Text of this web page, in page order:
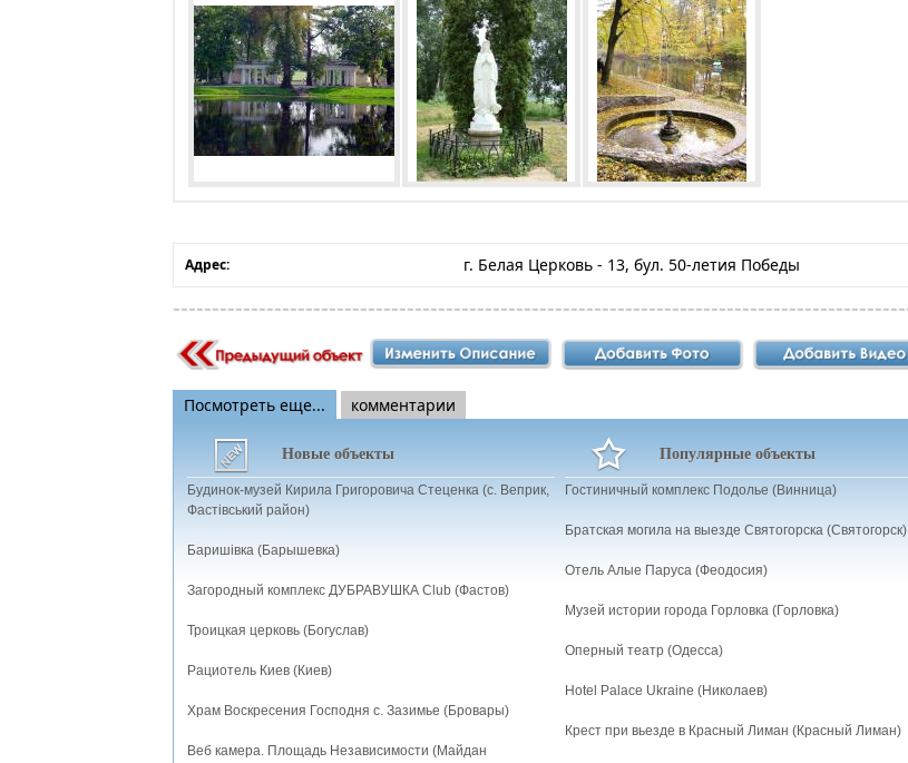
Адрес: г. Белая Церковь - 13, бул. 50-летия Победы
Посмотреть еще... комментарии
Новые объекты Популярные объекты
Будинок-музей Кирила Григоровича Стеценка (с. Веприк,
Фастівський район)
Баришівка (Барышевка)
Загородный комплекс ДУБРАВУШКА Club (Фастов)
Троицкая церковь (Богуслав)
Рациотель Киев (Киев)
Храм Воскресения Господня с. Зазимье (Бровары)
Веб камера. Площадь Независимости (Майдан
Гостиничный комплекс Подолье (Винница)
Братская могила на выезде Святогорска (Святогорск)
Отель Алые Паруса (Феодосия)
Музей истории города Горловка (Горловка)
Оперный театр (Одесса)
Hotel Palace Ukraine (Николаев)
Крест при вьезде в Красный Лиман (Красный Лиман)